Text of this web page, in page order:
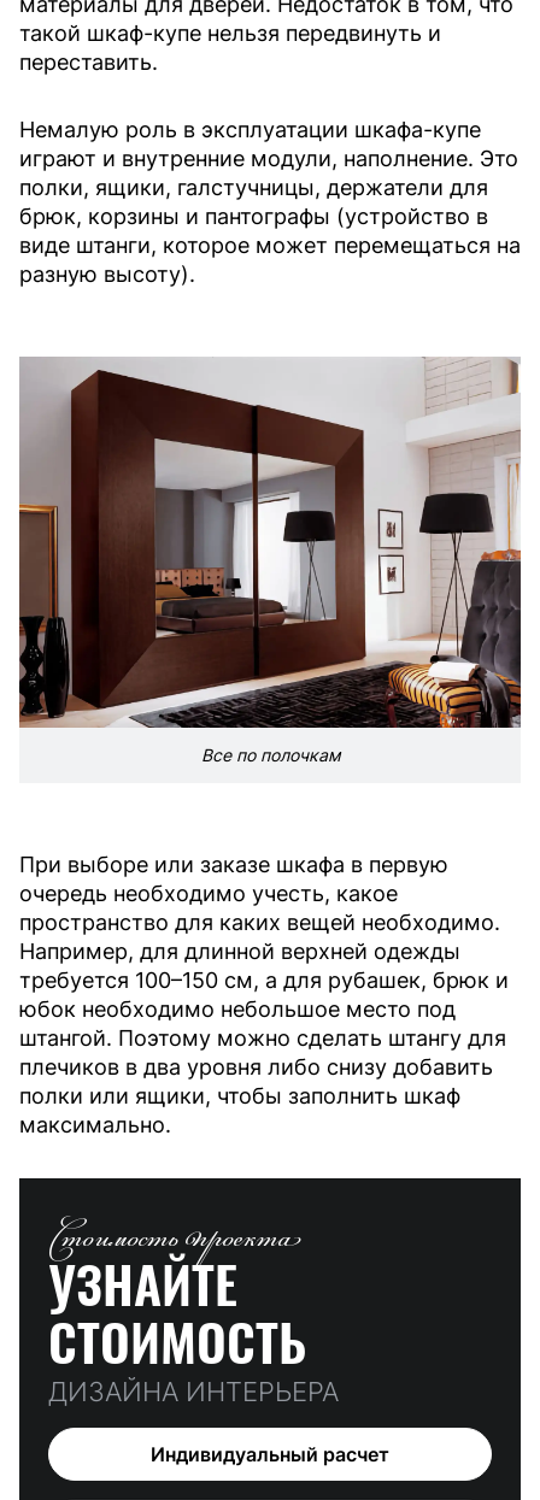
такой шкаф-купе нельзя передвинуть и
переставить.
Немалую роль в эксплуатации шкафа-купе
играют и внутренние модули, наполнение. Это
полки, ящики, галстучницы, держатели для
брюк, корзины и пантографы (устройство в
виде штанги, которое может перемещаться на
разную высоту).
Все по полочкам
При выборе или заказе шкафа в первую
очередь необходимо учесть, какое
пространство для каких вещей необходимо.
Например, для длинной верхней одежды
требуется 100–150 см, а для рубашек, брюк и
юбок необходимо небольшое место под
штангой. Поэтому можно сделать штангу для
плечиков в два уровня либо снизу добавить
полки или ящики, чтобы заполнить шкаф
максимально.
Стоимость проекта
УЗНАЙТЕ
СТОИМОСТЬ
ДИЗАЙНА ИНТЕРЬЕРА
Индивидуальный расчет